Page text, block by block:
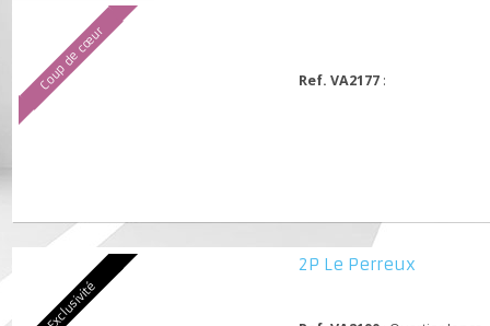
Coup de cœur